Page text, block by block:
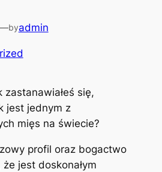
byadmin
zastanawiałeś się,
jest jednym z
mięs na świecie?
profil oraz bogactwo
jest doskonałym